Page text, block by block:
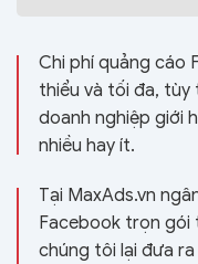
Chi phí quảng cáo
thiểu và tối đa, tùy
doanh nghiệp giới
nhiều hay ít.
Tại MaxAds.vn
Facebook trọn gói
chúng tôi lại đưa